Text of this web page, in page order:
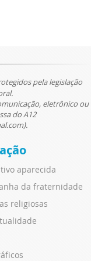
pela legislação
eletrônico ou
do A12
aparecida
da fraternidade
religiosas